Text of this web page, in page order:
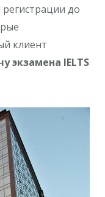
до
клиент
экзамена IELTS